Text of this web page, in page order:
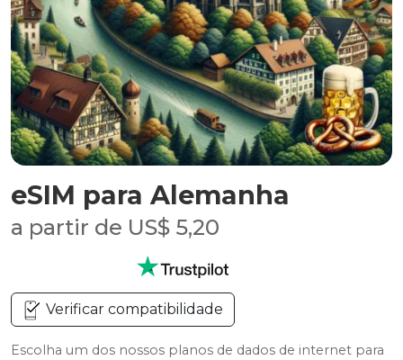
eSIM para Alemanha
a partir de US$ 5,20
Verificar compatibilidade
Escolha um dos nossos planos de dados de internet para